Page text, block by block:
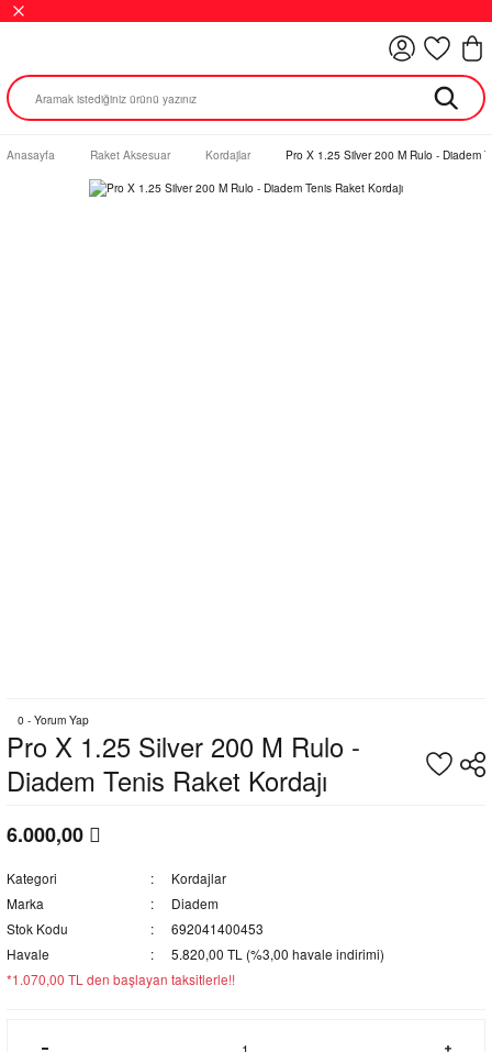
Anasayfa Raket Aksesuar Kordajlar Pro X 1.25 Silver 200 M Rulo - Diadem
0 - Yorum Yap
Pro X 1.25 Silver 200 M Rulo -
Diadem Tenis Raket Kordajı
6.000,00
Kategori
Kordajlar
Marka
Diadem
Stok Kodu
692041400453
Havale
5.820,00 TL (%3,00 havale indirimi)
*1.070,00 TL den başlayan taksitlerle!!